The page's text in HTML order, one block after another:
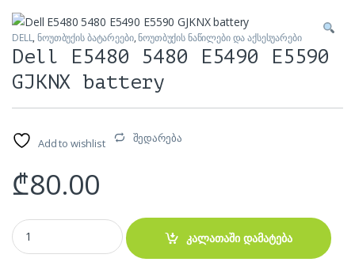
DELL,ნოუთბუქის ბატარეები,ნოუთბუქის ნაწილები და აქსესუარები
Dell E5480 5480 E5490 E5590
GJKNX battery
Add to wishlist შედარება
₾80.00
Dell E5480 5480 E5490 E5590 GJKNX battery quantity
კალათაში დამატება